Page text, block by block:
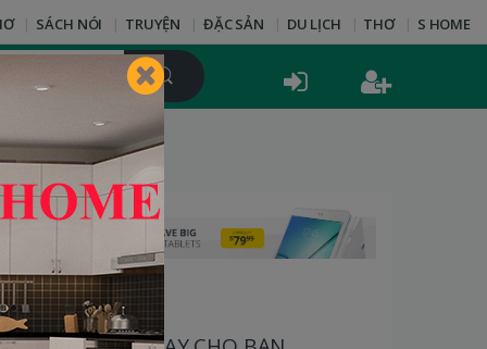
SÁCH NÓI TRUYỆN ĐẶC SẢN DU LỊCH THƠ S HOME